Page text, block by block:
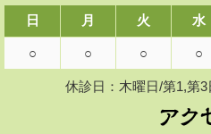
日 月 火 水
○ ○ ○ ○
休診日：木曜日/第1,第